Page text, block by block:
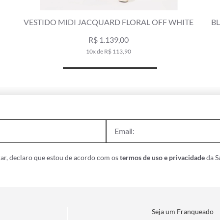
VESTIDO MIDI JACQUARD FLORAL OFF WHITE
R$ 1.139,00
10x de R$ 113,90
declaro que estou de acordo com ostermos de uso e privacidadeda
Seja um Franqueado